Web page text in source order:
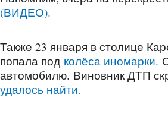
(ВИДЕО).
Также 23 января в столице
попала под колёса иномарки.
автомобилю. Виновник ДТП
удалось найти.